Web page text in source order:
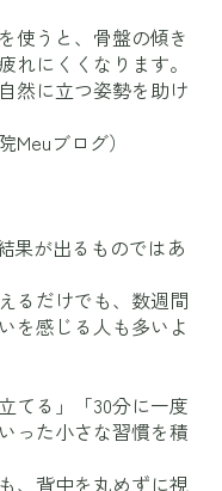
使うと、骨盤の傾き
れにくくなります。
然に立つ姿勢を助け
Meuブログ）
果が出るものではあ
るだけでも、数週間
を感じる人も多いよ
てる」「30分に一度
った小さな習慣を積
、背中を丸めずに視